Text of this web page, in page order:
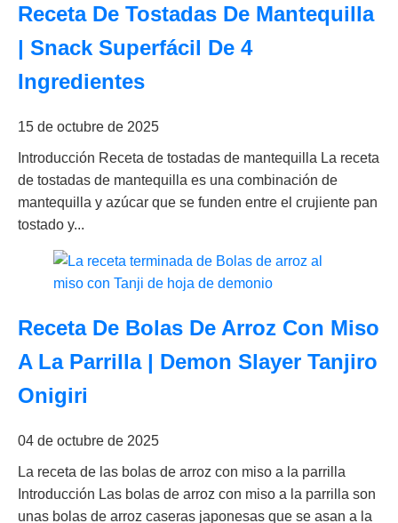
Receta De Tostadas De Mantequilla
| Snack Superfácil De 4
Ingredientes
15 de octubre de 2025
Introducción Receta de tostadas de mantequilla La receta
de tostadas de mantequilla es una combinación de
mantequilla y azúcar que se funden entre el crujiente pan
tostado y...
Receta De Bolas De Arroz Con Miso
A La Parrilla | Demon Slayer Tanjiro
Onigiri
04 de octubre de 2025
La receta de las bolas de arroz con miso a la parrilla
Introducción Las bolas de arroz con miso a la parrilla son
unas bolas de arroz caseras japonesas que se asan a la